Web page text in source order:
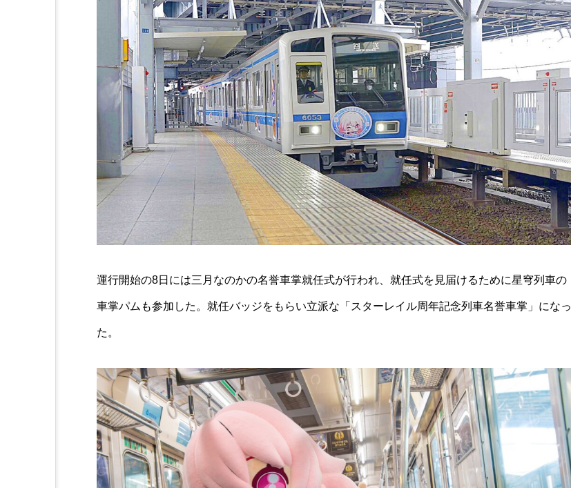
運行開始の8日には三月なのかの名誉車掌就任式が行われ、就任式を見届けるために星穹列車の
車掌パムも参加した。就任バッジをもらい立派な「スターレイル周年記念列車名誉車掌」になっ
た。